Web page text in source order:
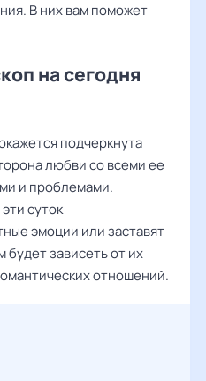
В них вам поможет
на сегодня
подчеркнута
любви со всеми ее
и проблемами.
суток
эмоции или заставят
будет зависеть от их
отношений.